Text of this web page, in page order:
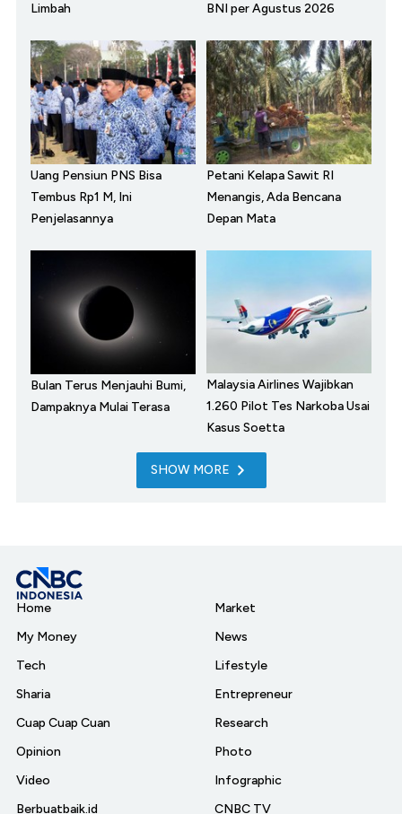
Limbah
BNI per Agustus 2026
Uang Pensiun PNS Bisa
Tembus Rp1 M, Ini
Penjelasannya
Petani Kelapa Sawit RI
Menangis, Ada Bencana
Depan Mata
Bulan Terus Menjauhi Bumi,
Dampaknya Mulai Terasa
Malaysia Airlines Wajibkan
1.260 Pilot Tes Narkoba Usai
Kasus Soetta
SHOW MORE
Home
My Money
Tech
Sharia
Cuap Cuap Cuan
Opinion
Video
Berbuatbaik.id
Market
News
Lifestyle
Entrepreneur
Research
Photo
Infographic
CNBC TV